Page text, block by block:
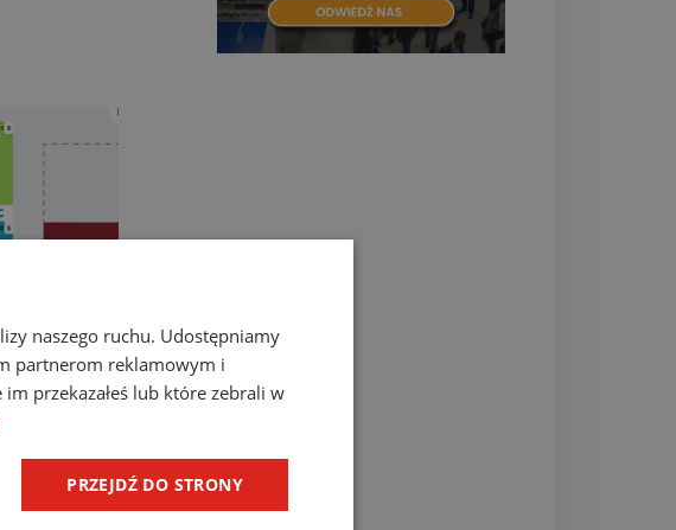
naszego ruchu. Udostępniamy
partnerom reklamowym i
przekazałeś lub które zebrali w
PRZEJDŹ DO STRONY